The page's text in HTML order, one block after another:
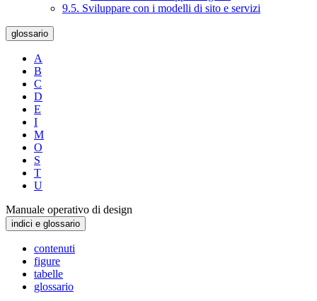
9.5. Sviluppare con i modelli di sito e servizi
glossario
A
B
C
D
E
I
M
O
S
T
U
Manuale operativo di design
indici e glossario
contenuti
figure
tabelle
glossario